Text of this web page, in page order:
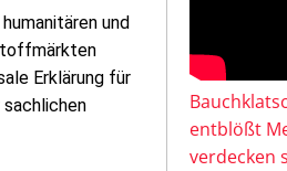
und
Erklärung für
entblößt
verdecken